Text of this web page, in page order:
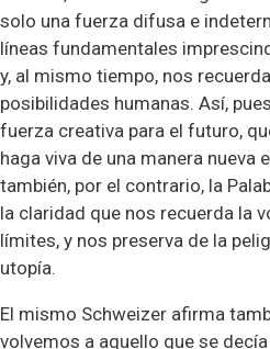
solo una fuerza difusa e
líneas fundamentales
y, al mismo tiempo, nos
posibilidades humanas. Así,
fuerza creativa para el futuro,
haga viva de una manera nueva
también, por el contrario, la
la claridad que nos recuerda la
límites, y nos preserva de la
utopía.
El mismo Schweizer afirma
volvemos a aquello que se